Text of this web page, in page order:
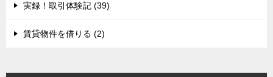
実録！取引体験記 (39)
賃貸物件を借りる (2)